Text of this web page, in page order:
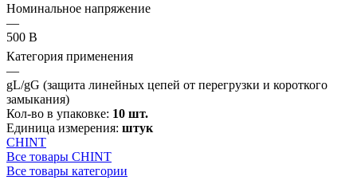
Номинальное напряжение
—
500 В
Категория применения
—
gL/gG (защита линейных цепей от перегрузки и короткого
замыкания)
Кол-во в упаковке: 10 шт.
Единица измерения: штук
CHINT
Все товары CHINT
Все товары категории